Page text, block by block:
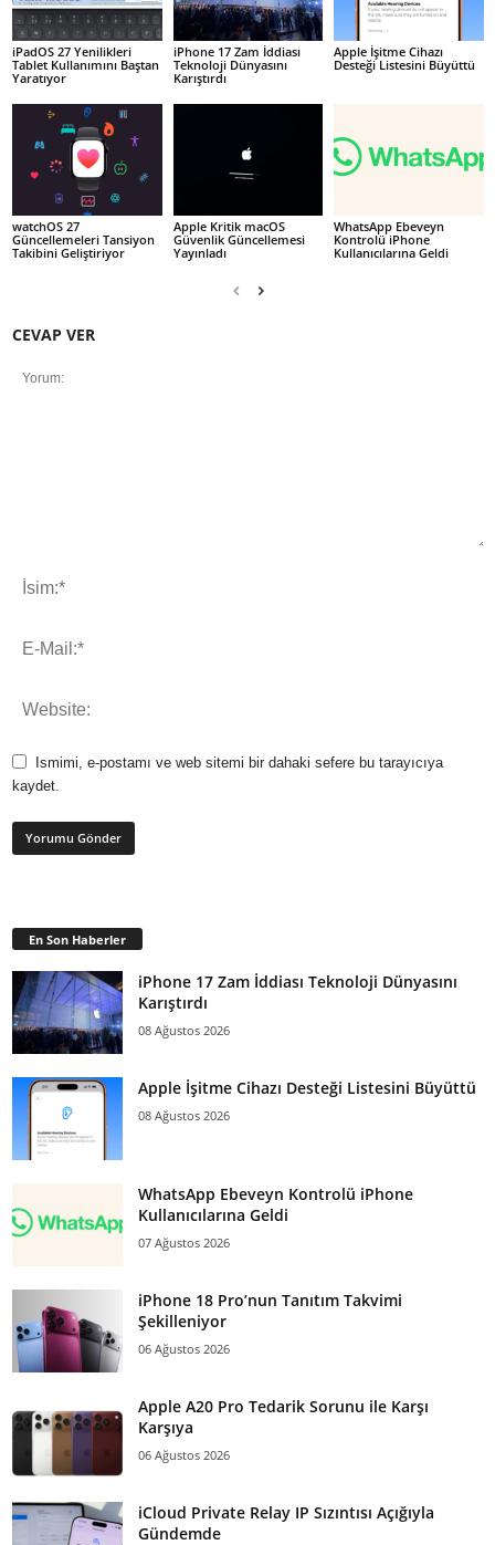
iPadOS 27 Yenilikleri
Tablet Kullanımını Baştan
Yaratıyor
iPhone 17 Zam İddiası
Teknoloji Dünyasını
Karıştırdı
Apple İşitme Cihazı
Desteği Listesini Büyüttü
watchOS 27
Güncellemeleri Tansiyon
Takibini Geliştiriyor
Apple Kritik macOS
Güvenlik Güncellemesi
Yayınladı
WhatsApp Ebeveyn
Kontrolü iPhone
Kullanıcılarına Geldi
CEVAP VER
Ismimi, e-postamı ve web sitemi bir dahaki sefere bu tarayıcıya
kaydet.
En Son Haberler
iPhone 17 Zam İddiası Teknoloji Dünyasını
Karıştırdı
08 Ağustos 2026
Apple İşitme Cihazı Desteği Listesini Büyüttü
08 Ağustos 2026
WhatsApp Ebeveyn Kontrolü iPhone
Kullanıcılarına Geldi
07 Ağustos 2026
iPhone 18 Pro’nun Tanıtım Takvimi
Şekilleniyor
06 Ağustos 2026
Apple A20 Pro Tedarik Sorunu ile Karşı
Karşıya
06 Ağustos 2026
iCloud Private Relay IP Sızıntısı Açığıyla
Gündemde